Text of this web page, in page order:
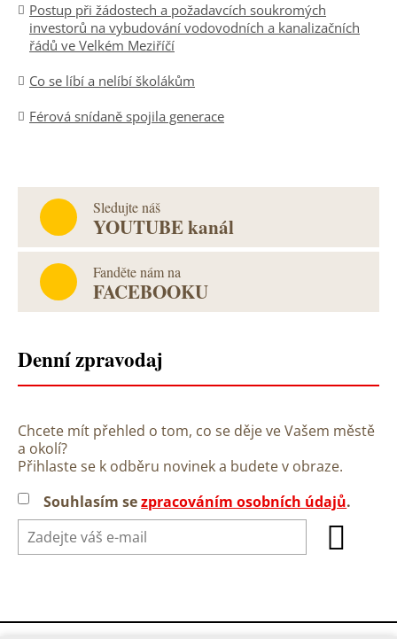
Postup při žádostech a požadavcích soukromých
investorů na vybudování vodovodních a kanalizačních
řádů ve Velkém Meziříčí
Co se líbí a nelíbí školákům
Férová snídaně spojila generace
Sledujte náš
YOUTUBE kanál
Fanděte nám na
FACEBOOKU
Denní zpravodaj
Chcete mít přehled o tom, co se děje ve Vašem městě
a okolí?
Přihlaste se k odběru novinek a budete v obraze.
Souhlasím sezpracováním osobních údajů.